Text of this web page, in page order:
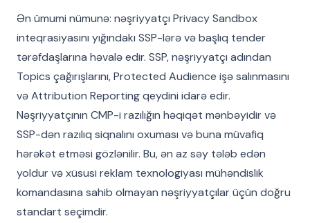
Ən ümumi nümunə: nəşriyyatçı Privacy Sandbox
inteqrasiyasını yığındakı SSP-lərə və başlıq tender
tərəfdaşlarına həvalə edir. SSP, nəşriyyatçı adından
Topics çağırışlarını, Protected Audience işə salınmasını
və Attribution Reporting qeydini idarə edir.
Nəşriyyatçının CMP-i razılığın həqiqət mənbəyidir və
SSP-dən razılıq siqnalını oxuması və buna müvafiq
hərəkət etməsi gözlənilir. Bu, ən az səy tələb edən
yoldur və xüsusi reklam texnologiyası mühəndislik
komandasına sahib olmayan nəşriyyatçılar üçün doğru
standart seçimdir.